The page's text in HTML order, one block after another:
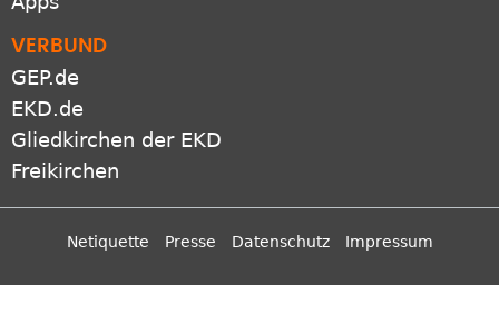
VERBUND
GEP.de
EKD.de
Gliedkirchen der EKD
Freikirchen
Netiquette Presse Datenschutz Impressum